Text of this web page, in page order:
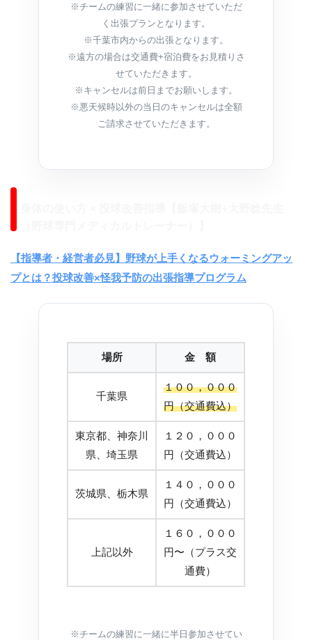
※チームの練習に一緒に参加させていただ
く出張プランとなります。
※千葉市内からの出張となります。
※遠方の場合は交通費+宿泊費をお見積りさ
せていただきます。
※キャンセルは前日までお願いします。
※悪天候時以外の当日のキャンセルは全額
ご請求させていただきます。
【指導者・経営者必見】野球が上手くなるウォーミングアッ
プとは？投球改善×怪我予防の出張指導プログラム
場所 金 額
千葉県
１００，０００
円（交通費込）
東京都、神奈川
県、埼玉県
１２０，０００
円（交通費込）
茨城県、栃木県
１４０，０００
円（交通費込）
上記以外
１６０，０００
円〜（プラス交
通費）
※チームの練習に一緒に半日参加させてい